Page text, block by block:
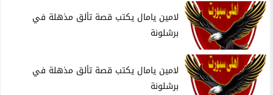
لامين يامال يكتب قصة تألق مذهلة في
برشلونة
لامين يامال يكتب قصة تألق مذهلة في
برشلونة